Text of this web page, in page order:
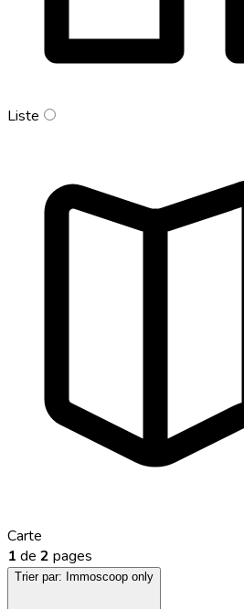
Liste
Carte
1 de 2 pages
Trier par: Immoscoop only